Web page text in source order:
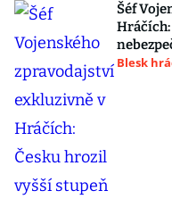
Šéf
Hráčích:
Blesk